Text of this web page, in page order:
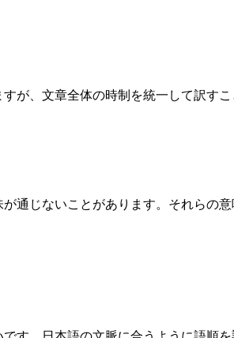
が、文章全体の時制を統一して訳すこ
通じないことがあります。それらの